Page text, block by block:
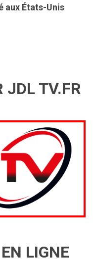
aux États-Unis
JDL TV.FR
LIGNE